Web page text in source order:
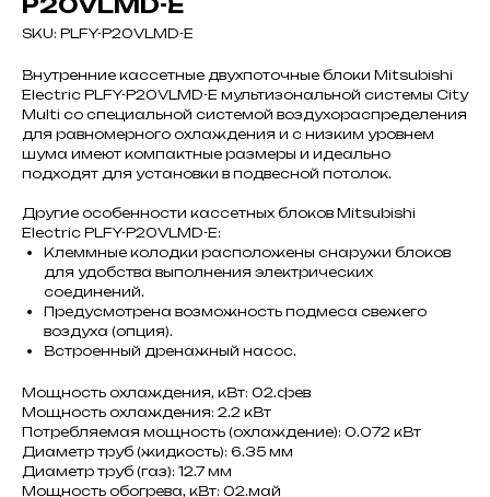
SKU: PLFY-P20VLMD-E
Внутренние кассетные двухпоточные блоки Mitsubishi
Electric PLFY-P20VLMD-E мультизональной системы City
Multi со специальной системой воздухораспределения
для равномерного охлаждения и с низким уровнем
шума имеют компактные размеры и идеально
подходят для установки в подвесной потолок.
Другие особенности кассетных блоков Mitsubishi
Electric PLFY-P20VLMD-E:
Клеммные колодки расположены снаружи блоков
для удобства выполнения электрических
соединений.
Предусмотрена возможность подмеса свежего
воздуха (опция).
Встроенный дренажный насос.
Мощность охлаждения, кВт: 02.фев
Мощность охлаждения: 2.2 кВт
Потребляемая мощность (охлаждение): 0.072 кВт
Диаметр труб (жидкость): 6.35 мм
Диаметр труб (газ): 12.7 мм
Мощность обогрева, кВт: 02.май